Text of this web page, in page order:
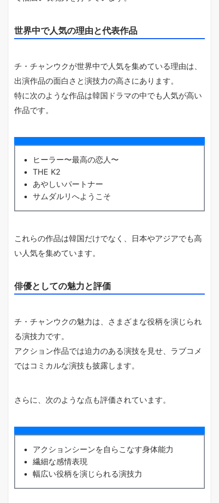
世界中で人気の理由と代表作品
チ・チャンウクが世界中で人気を集めている理由は、
出演作品の面白さと演技力の高さにあります。
特に次のような作品は韓国ドラマの中でも人気が高い
作品です。
ヒーラー〜最高の恋人〜
THE K2
あやしいパートナー
サムダルリへようこそ
これらの作品は韓国だけでなく、日本やアジアでも高
い人気を集めています。
俳優としての魅力と評価
チ・チャンウクの魅力は、さまざまな役柄を演じられ
る演技力です。
アクション作品では迫力のある演技を見せ、ラブコメ
ではコミカルな演技も披露します。
さらに、次のような点も評価されています。
アクションシーンを自らこなす身体能力
繊細な感情表現
幅広い役柄を演じられる演技力